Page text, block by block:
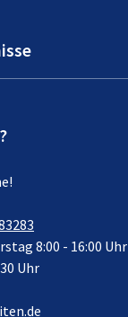
8:00 - 16:00 Uhr
Uhr